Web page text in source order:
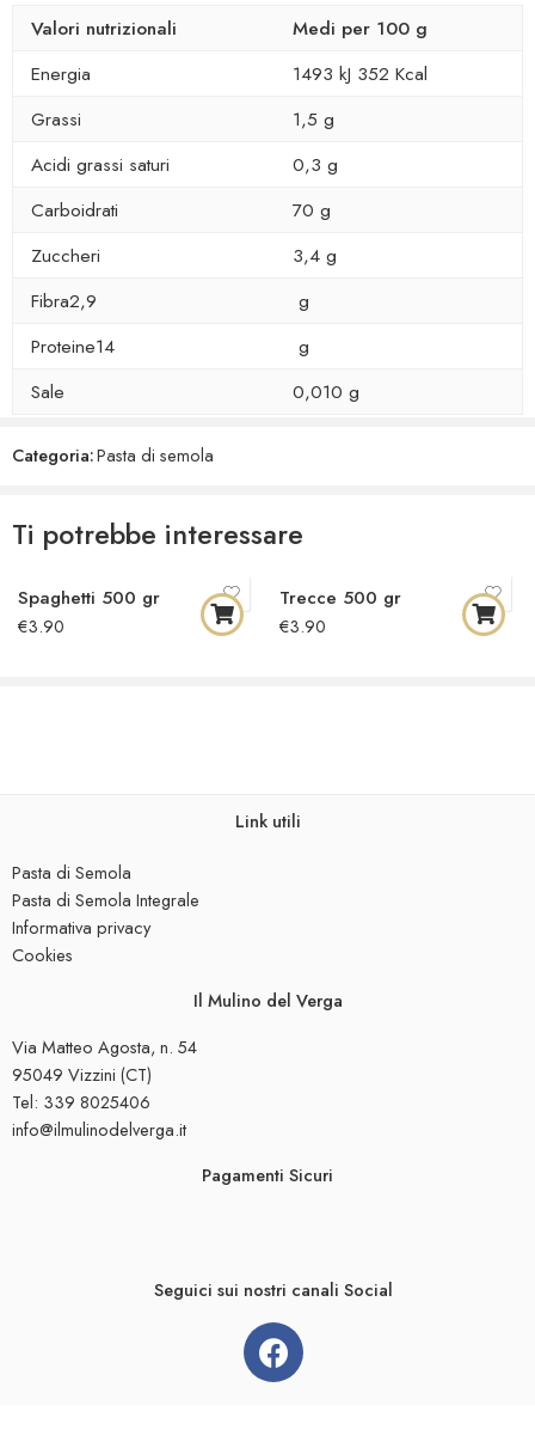
Valori nutrizionali
Medi per 100 g
Energia
1493 kJ 352 Kcal
Grassi
1,5 g
Acidi grassi saturi
0,3 g
Carboidrati
70 g
Zuccheri
3,4 g
Fibra2,9
g
Proteine14
g
Sale
0,010 g
Categoria:Pasta di semola
Ti potrebbe interessare
Spaghetti 500 gr
€3.90
Trecce 500 gr
€3.90
Link utili
Pasta di Semola
Pasta di Semola Integrale
Informativa privacy
Cookies
Il Mulino del Verga
Via Matteo Agosta, n. 54
95049 Vizzini (CT)
Tel: 339 8025406
info@ilmulinodelverga.it
Pagamenti Sicuri
Seguici sui nostri canali Social